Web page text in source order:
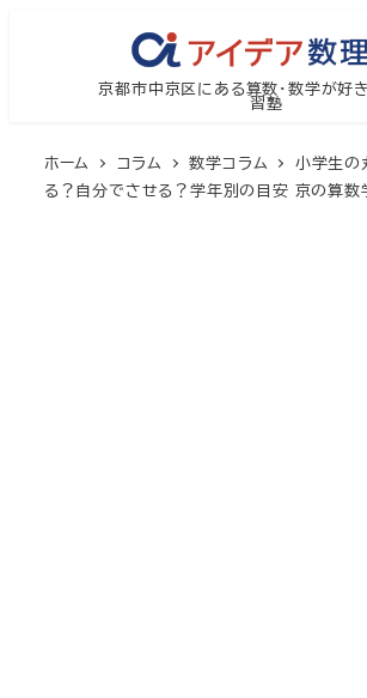
京都市中京区にある算数・数学が好
習塾
ホーム コラム 数学コラム
小学生の
る？自分でさせる？学年別の目安 京の算数